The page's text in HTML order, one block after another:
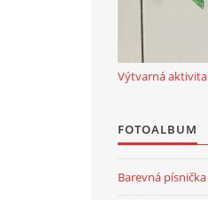
Výtvarná
FOTOALBUM
Barevná písnička